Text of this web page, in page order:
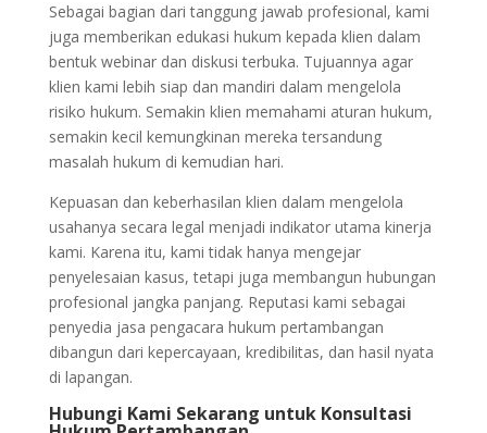
Sebagai bagian dari tanggung jawab profesional, kami
juga memberikan edukasi hukum kepada klien dalam
bentuk webinar dan diskusi terbuka. Tujuannya agar
klien kami lebih siap dan mandiri dalam mengelola
risiko hukum. Semakin klien memahami aturan hukum,
semakin kecil kemungkinan mereka tersandung
masalah hukum di kemudian hari.
Kepuasan dan keberhasilan klien dalam mengelola
usahanya secara legal menjadi indikator utama kinerja
kami. Karena itu, kami tidak hanya mengejar
penyelesaian kasus, tetapi juga membangun hubungan
profesional jangka panjang. Reputasi kami sebagai
penyedia jasa pengacara hukum pertambangan
dibangun dari kepercayaan, kredibilitas, dan hasil nyata
di lapangan.
Hubungi Kami Sekarang untuk Konsultasi